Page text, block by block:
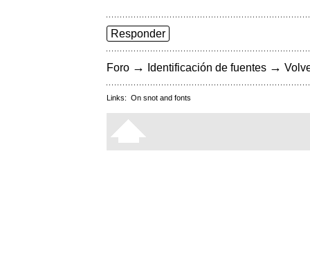
Responder
Foro → Identificación de fuentes →
Links: On snot and fonts